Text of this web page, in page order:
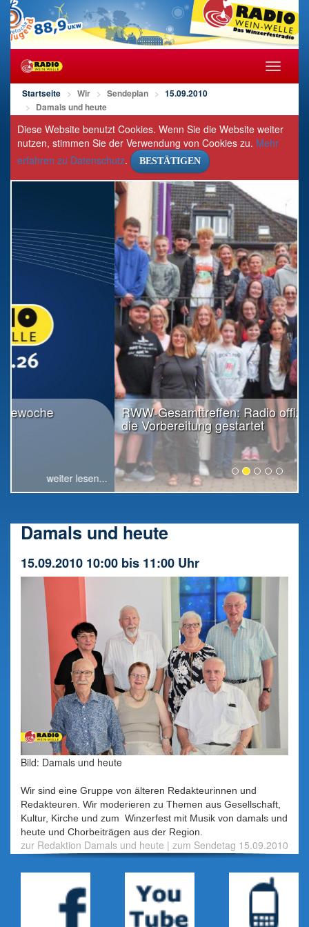
öffnen/
Startseite Wir Sendeplan
15.09.2010
Damals und heute
Diese Website benutzt Cookies. Wenn Sie die Website weiter
nutzen, stimmen Sie der Verwendung von Cookies zu. Mehr
erfahren zu Datenschutz. BESTÄTIGEN
RWW-Gesamttreffen: Radio offiziell in
die Vorbereitung gestartet
weiter lesen...
Damals und heute
15.09.2010 10:00 bis 11:00 Uhr
Bild: Damals und heute
Wir sind eine Gruppe von älteren Redakteurinnen und
Redakteuren. Wir moderieren zu Themen aus Gesellschaft,
Kultur, Kirche und zum Winzerfest mit Musik von damals und
heute und Chorbeiträgen aus der Region.
zur Redaktion Damals und heute | zum Sendetag 15.09.2010